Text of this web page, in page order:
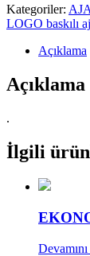
Kategoriler:
LOGO baskılı
Açıklama
Açıklama
.
İlgili